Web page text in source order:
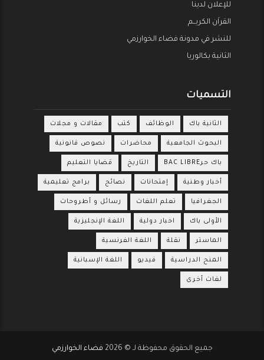
للإعلان لدينا
القراَن الكريــم
للنشر في مدونة فضاء الخوارزمي
الثانية بكالوريا
التسميات
الثانية باك الوظائف كتب مقالات و مجلات
البحوث الجامعية محاضرات نصوص قانونية
باك حرBAC LIBRE التاريخ قضايا التعليم
أخبار وطنية إمتحانات نصائح برامج تعليمية
الجغرافيا تعلم اللغات رسائل و أطروحات
الأولى باك اخبار دولية اللغة الإنجليزية
الماستر نقلة اللغة الفرنسية
المنح الدراسية فيديو اللغة الإسبانية
لغات أخرى
جميع الحقوق محفوظة لـ © 2026 فضاء الخوارزمي